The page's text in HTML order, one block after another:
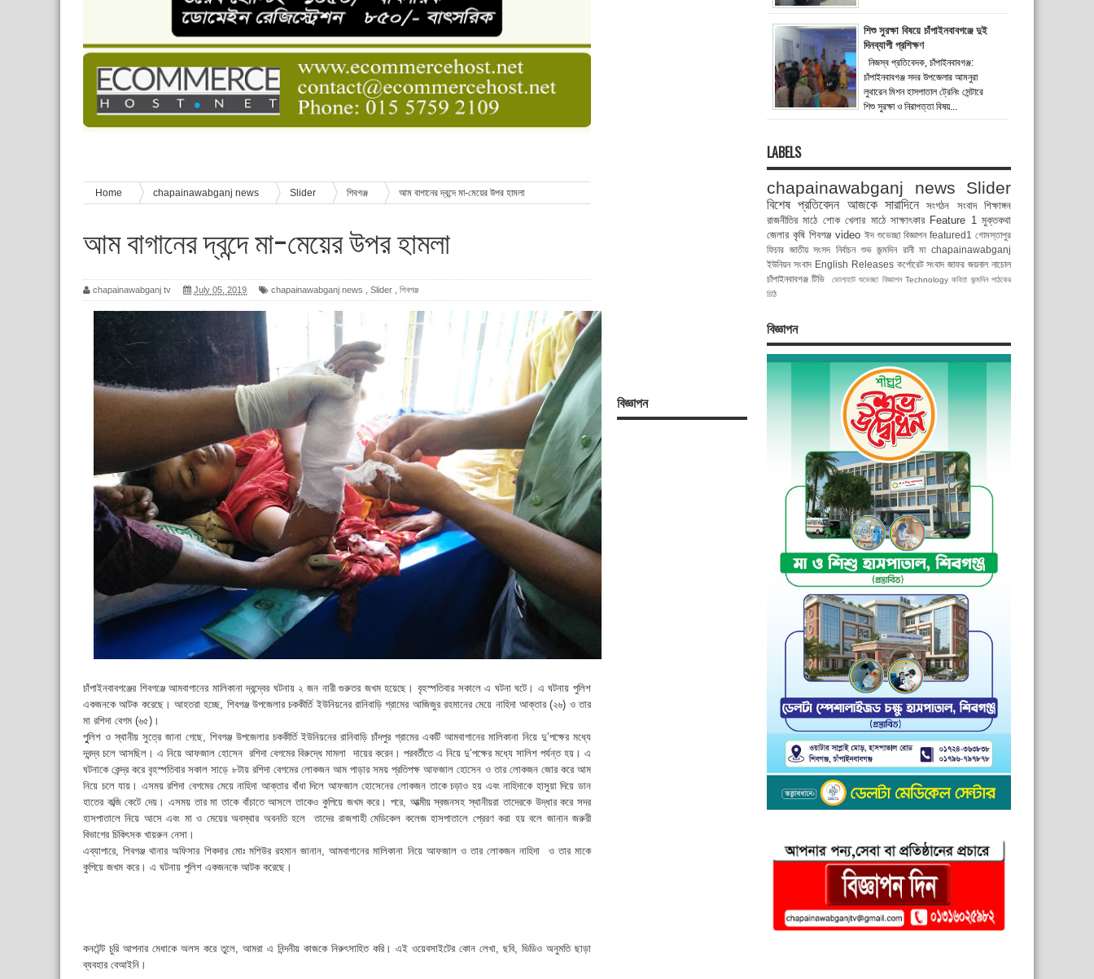
চাঁপাইনবাবগঞ্জে শেষ হয়েছে ৫ দিনের স্কাউট ইউনিট লিডার বেসিক কোর্স
বাংলাদেশ স্কাউটস দিবস পালন
পানি সংকট, কলস নিয়ে বিক্ষোভ
ঈদের শুভেচ্ছা জানিয়েছেন সাবেক ছাত্রলীগ নেতা আবু হাসনাত সুমন
শিশু সুরক্ষা বিষয়ে চাঁপাইনবাবগঞ্জে দুই দিনব্যাপী প্রশিক্ষণ
বিজ্ঞাপন
Home chapainawabganj news Slider শিবগঞ্জ আম বাগানের দ্বন্দে মা-মেয়ের উপর হামলা
আম বাগানের দ্বন্দে মা-মেয়ের উপর হামলা
chapainawabganj tv July 05, 2019 chapainawabganj news Slider শিবগঞ্জ
চাঁপাইনবাবগঞ্জের শিবগঞ্জে আমবাগানের মালিকানা দ্বন্দ্বের ঘটনায় ২ জন নারী গুরুতর জখম হয়েছে। বৃহস্পতিবার সকালে এ ঘটনা ঘটে। এ ঘটনায় পুলিশ
একজনকে আটক করেছে। আহতরা হচ্ছে, শিবগঞ্জ উপজেলার চককীর্তি ইউনিয়নের রানিবাড়ি গ্রামের আজিজুর রহমানের মেয়ে নাহিদা আক্তার (২৬) ও তার
মা রশিদা বেগম (৬৫)।
পুুলিশ ও স্থানীয় সুত্রে জানা গেছে, শিবগঞ্জ উপজেলার চককীর্তি ইউনিয়নের রানিবাড়ি চাঁদপুর গ্রামের একটি আমবাগানের মালিকানা নিয়ে দু’পক্ষের মধ্যে
দ্বন্দ্ব চলে আসছিল। এ নিয়ে আফজাল হোসেন রশিদা বেগমের বিরুদ্ধে মামলা দায়ের করেন। পরবর্তীতে এ নিয়ে দু’পক্ষের মধ্যে সালিশ পর্যন্ত হয়। এ
ঘটনাকে কেন্দ্র করে বৃহস্পতিবার সকাল সাড়ে ৮টায় রশিদা বেগমের লোকজন আম পাড়ার সময় প্রতিপক্ষ আফজাল হোসেন ও তার লোকজন জোর করে আম
নিয়ে চলে যায়। এসময় রশিদা বেগমের মেয়ে নাহিদা আক্তার বাঁধা দিলে আফজাল হোসেনের লোকজন তাকে চড়াও হয় এবং নাহিদাকে হাসুয়া দিয়ে ডান
হাতের কব্জি কেটে দেয়। এসময় তার মা তাকে বাঁচাতে আসলে তাকেও কুপিয়ে জখম করে। পরে, আত্মীয় স্বজনসহ স্থানীয়রা তাদেরকে উদ্ধার করে সদর
হাসপাতালে নিয়ে আসে এবং মা ও মেয়ের অবস্থার অবনতি হলে তাদের রাজশাহী মেডিকেল কলেজ হাসপাতালে প্রেরণ করা হয় বলে জানান জরুরী
বিভাগের চিকিৎসক খায়রুন নেসা।
এব্যাপারে, শিবগঞ্জ থানার অফিসার শিকদার মোঃ মশিউর রহমান জানান, আমবাগানের মালিকানা নিয়ে আফজাল ও তার লোকজন নাহিদা ও তার মাকে
কুপিয়ে জখম করে। এ ঘটনায় পুলিশ একজনকে আটক করেছে।
কনটেন্ট চুরি আপনার মেধাকে অলস করে তুলে, আমরা এ নিন্দনীয় কাজকে নিরুৎসাহিত করি। এই ওয়েবসাইটের কোন লেখা, ছবি, ভিডিও অনুমতি ছাড়া
ব্যবহার বেআইনি।
শিশু সুরক্ষা বিষয়ে চাঁপাইনবাবগঞ্জে দুই
দিনব্যাপী প্রশিক্ষণ
নিজস্ব প্রতিবেদক, চাঁপাইনবাবগঞ্জ:
চাঁপাইনবাবগঞ্জ সদর উপজেলার আমনুরা
লুথারেন মিশন হাসপাতাল ট্রেনিং সেন্টারে
শিশু সুরক্ষা ও নিরাপত্তা বিষয়...
LABELS
chapainawabganj news Slider
বিশেষ প্রতিবেদন আজকে সারাদিনে সংগঠন সংবাদ
শিক্ষাঙ্গন
রাজনীতির মাঠে শোক খেলার মাঠে সাক্ষাৎকার Feature 1 মুক্তকথা
জেলার কৃষি শিবগঞ্জ video ঈদ শুভেচ্ছা বিজ্ঞাপন featured1 গোমস্তাপুর
ফিচার জাতীয় সংসদ নির্বাচন শুভ জন্মদিন রানী মা chapainawabganj
ইউনিয়ন সংবাদ English Releases কর্পোরেট সংবাদ জাফর জয়নাল নাচোল
চাঁপাইনবাবগঞ্জ টিভি
ভোলাহাট শুভেচ্ছা বিজ্ঞাপন Technology কবিতা জন্মদিন পাঠকের
চিঠি
বিজ্ঞাপন